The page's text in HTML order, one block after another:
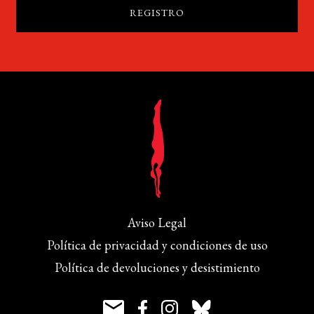
Aviso Legal
Política de privacidad y condiciones de uso
Política de devoluciones y desistimiento